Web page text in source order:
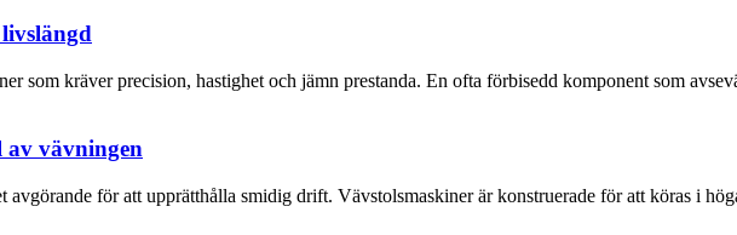
som kräver precision, hastighet och jämn prestanda. En ofta förbisedd komponent som
av vävningen
för att upprätthålla smidig drift. Vävstolsmaskiner är konstruerade för att köras i